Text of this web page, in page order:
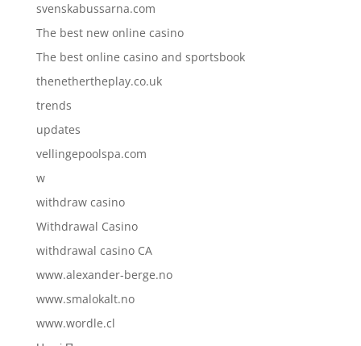
svenskabussarna.com
The best new online casino
The best online casino and sportsbook
thenethertheplay.co.uk
trends
updates
vellingepoolspa.com
w
withdraw casino
Withdrawal Casino
withdrawal casino CA
www.alexander-berge.no
www.smalokalt.no
www.wordle.cl